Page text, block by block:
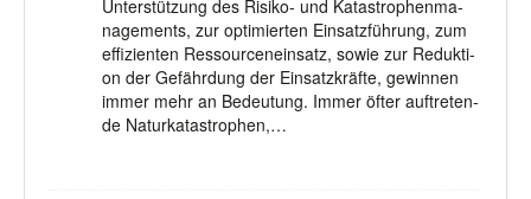
Unterstützung des Risiko- und Katastrophenma-
nagements, zur optimierten Einsatzführung, zum
effizienten Ressourceneinsatz, sowie zur Redukti-
on der Gefährdung der Einsatzkräfte, gewinnen
immer mehr an Bedeutung. Immer öfter auftreten-
de Naturkatastrophen,…